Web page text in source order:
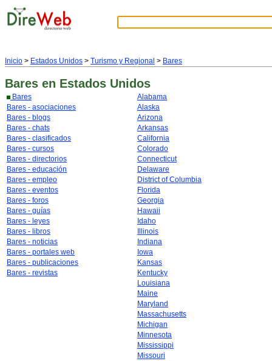
Inicio > Estados Unidos > Turismo y Regional > Bares
Bares en Estados Unidos
Bares
Bares - asociaciones
Bares - blogs
Bares - chats
Bares - clasificados
Bares - cursos
Bares - directorios
Bares - educación
Bares - empleo
Bares - eventos
Bares - foros
Bares - guías
Bares - leyes
Bares - libros
Bares - noticias
Bares - portales web
Bares - publicaciones
Bares - revistas
Alabama
Alaska
Arizona
Arkansas
California
Colorado
Connecticut
Delaware
District of Columbia
Florida
Georgia
Hawaii
Idaho
Illinois
Indiana
Iowa
Kansas
Kentucky
Louisiana
Maine
Maryland
Massachusetts
Michigan
Minnesota
Mississippi
Missouri